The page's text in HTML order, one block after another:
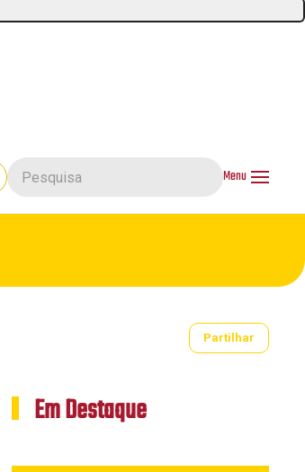
Menu
Partilhar
Em Destaque